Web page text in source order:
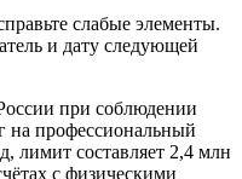
слабые элементы.
и дату следующей
при соблюдении
на профессиональный
составляет 2,4 млн
с физическими